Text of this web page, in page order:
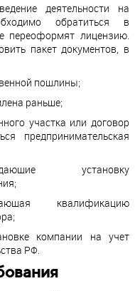
деятельности на
обратиться в
переоформят лицензию.
пакет документов, в
пошлины;
раньше;
участка или договор
предпринимательская
установку
квалификацию
компании на учет
РФ.